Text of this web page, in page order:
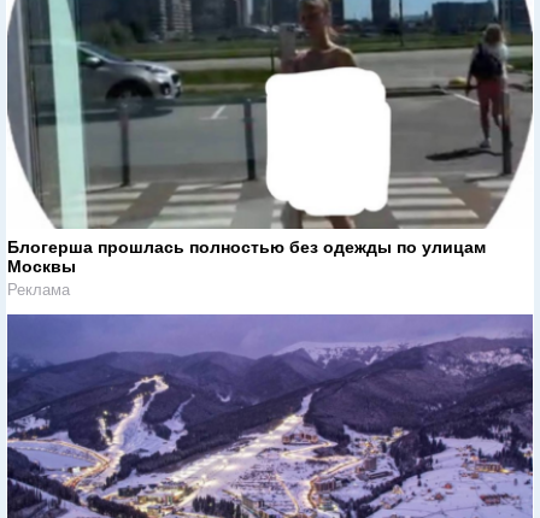
Блогерша прошлась полностью без одежды по улицам
Москвы
Реклама